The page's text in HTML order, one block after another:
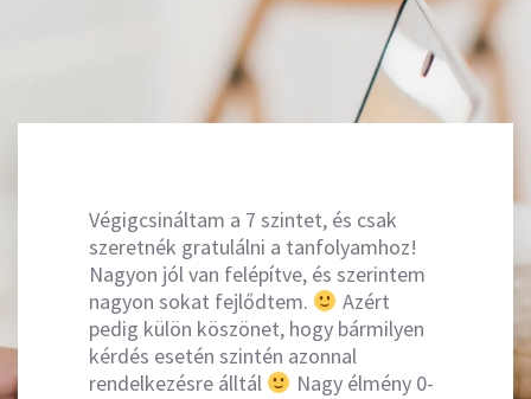
Végigcsináltam a 7 szintet, és csak
szeretnék gratulálni a tanfolyamhoz!
Nagyon jól van felépítve, és szerintem
nagyon sokat fejlődtem.
Azért
pedig külön köszönet, hogy bármilyen
kérdés esetén szintén azonnal
rendelkezésre álltál
Nagy élmény 0-